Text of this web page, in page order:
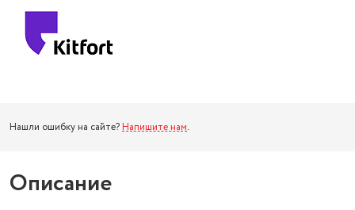
Нашли ошибку на сайте? Напишите нам.
Описание